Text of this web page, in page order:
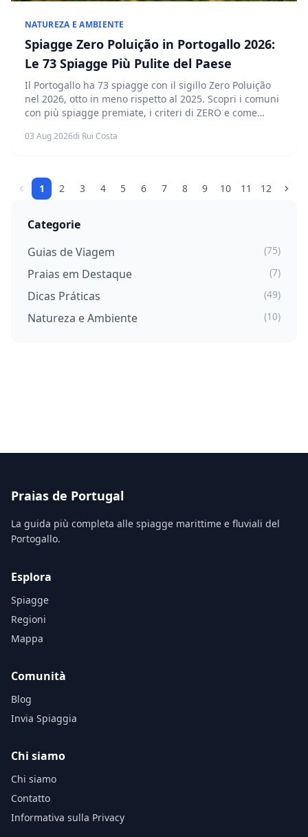
NATUREZA E AMBIENTE
Spiagge Zero Poluição in Portogallo 2026:
Le 73 Spiagge Più Pulite del Paese
Il Portogallo ha 73 spiagge con il sigillo Zero Poluição
nel 2026, otto in meno rispetto al 2025. Scopri i comuni
con più spiagge premiate, i criteri di ZERO e come
03 Aug 2026di Rui Costa
1 2 3 4 5 6 7 8 9 10 11 12
Categorie
Guias de Viagem
(75)
Praias em Destaque (7)
Dicas Práticas (49)
Natureza e Ambiente (10)
Praias de Portugal
La guida più completa alle spiagge marittime e fluviali del
Portogallo.
Esplora
Spiagge
Regioni
Mappa
Comunità
Blog
Invia Spiaggia
Chi siamo
Chi siamo
Contatto
Informativa sulla Privacy